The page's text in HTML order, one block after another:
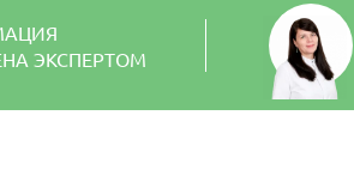
ЭКСПЕРТОМ